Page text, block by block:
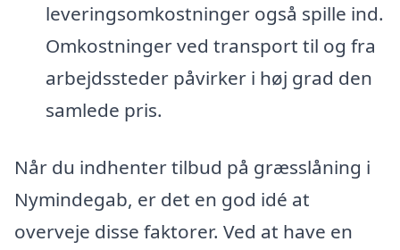
leveringsomkostninger også spille ind.
Omkostninger ved transport til og fra
arbejdssteder påvirker i høj grad den
samlede pris.
Når du indhenter tilbud på græsslåning i
Nymindegab, er det en god idé at
overveje disse faktorer. Ved at have en